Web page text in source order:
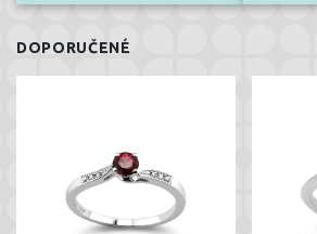
DOPORUČENÉ